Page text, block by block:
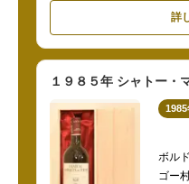
詳
１９８５年 シャトー・
1985
ボル
ゴー